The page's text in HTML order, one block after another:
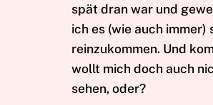
spät dran war und
ich es (wie auch immer)
reinzukommen. Und
wollt mich doch auch
sehen, oder?